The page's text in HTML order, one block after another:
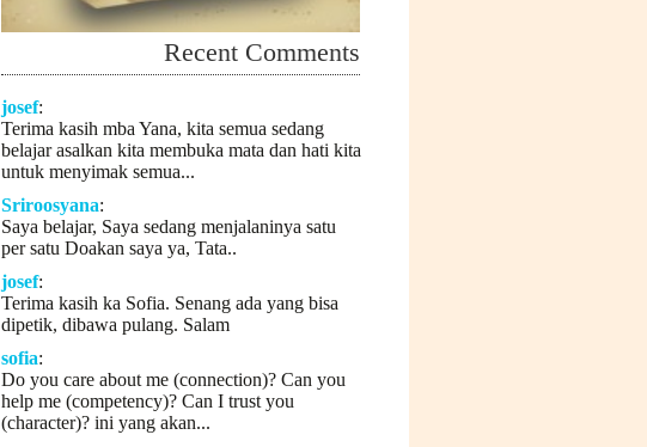
Recent Comments
josef:
Terima kasih mba Yana, kita semua sedang
belajar asalkan kita membuka mata dan hati kita
untuk menyimak semua...
Sriroosyana:
Saya belajar, Saya sedang menjalaninya satu
per satu Doakan saya ya, Tata..
josef:
Terima kasih ka Sofia. Senang ada yang bisa
dipetik, dibawa pulang. Salam
sofia:
Do you care about me (connection)? Can you
help me (competency)? Can I trust you
(character)? ini yang akan...